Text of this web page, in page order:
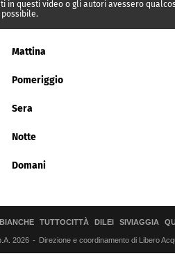
questi video o gli autori avessero
Mattina
Pomeriggio
Sera
Notte
Domani
TUTTOCITTÀ DILEI SIVIAGGIA
2026 Direzione e coordinamento di Libero